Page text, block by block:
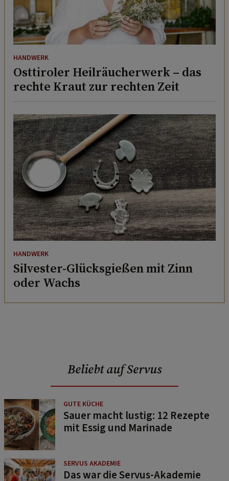
HANDWERK
Osttiroler Heilräucherwerk – das
rechte Kraut zur rechten Zeit
HANDWERK
Silvester-Glücksgießen mit Zinn
oder Wachs
Beliebt auf Servus
GUTE KÜCHE
Sauer macht lustig: 12 Rezepte
mit Essig und Marinade
SERVUS AKADEMIE
Das war die Servus-Akademie